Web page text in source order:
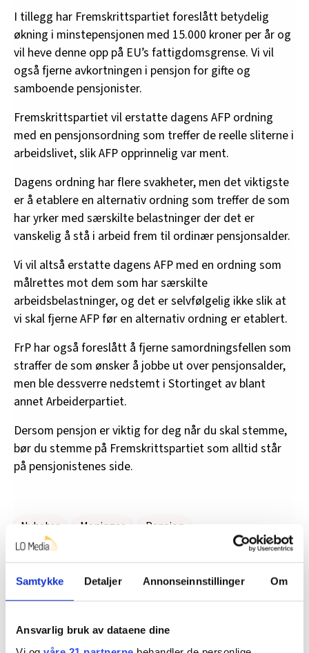
Samtykke Detaljer Annonseinnstillinger Om
Ansvarlig bruk av dataene dine
I tillegg har Fremskrittspartiet foreslått betydelig
økning i minstepensjonen med 15.000 kroner per år og
vil heve denne opp på EU’s fattigdomsgrense. Vi vil
også fjerne avkortningen i pensjon for gifte og
samboende pensjonister.
Fremskrittspartiet vil erstatte dagens AFP ordning
med en pensjonsordning som treffer de reelle sliterne i
arbeidslivet, slik AFP opprinnelig var ment.
Dagens ordning har flere svakheter, men det viktigste
er å etablere en alternativ ordning som treffer de som
har yrker med særskilte belastninger der det er
vanskelig å stå i arbeid frem til ordinær pensjonsalder.
Vi vil altså erstatte dagens AFP med en ordning som
målrettes mot dem som har særskilte
arbeidsbelastninger, og det er selvfølgelig ikke slik at
vi skal fjerne AFP før en alternativ ordning er etablert.
FrP har også foreslått å fjerne samordningsfellen som
straffer de som ønsker å jobbe ut over pensjonsalder,
men ble dessverre nedstemt i Stortinget av blant
annet Arbeiderpartiet.
Dersom pensjon er viktig for deg når du skal stemme,
bør du stemme på Fremskrittspartiet som alltid står
på pensjonistenes side.
Nyheter Meninger Pensjon
Del artikkel